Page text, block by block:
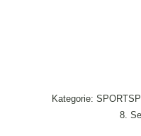
Kategorie:
8.